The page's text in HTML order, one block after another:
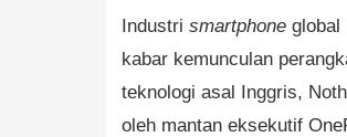
Industri smartphone global
kabar kemunculan
teknologi asal Inggris,
oleh mantan eksekutif